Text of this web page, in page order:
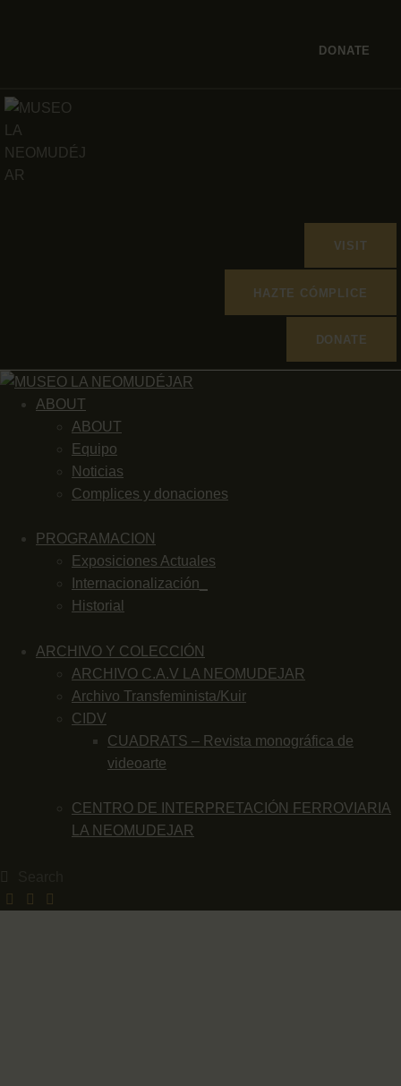
DONATE
VISIT
HAZTE CÓMPLICE
DONATE
ABOUT
ABOUT
Equipo
Noticias
Complices y donaciones
PROGRAMACION
Exposiciones Actuales
Internacionalización_
Historial
ARCHIVO Y COLECCIÓN
ARCHIVO C.A.V LA NEOMUDEJAR
Archivo Transfeminista/Kuir
CIDV
CUADRATS – Revista monográfica de
videoarte
CENTRO DE INTERPRETACIÓN FERROVIARIA
LA NEOMUDEJAR